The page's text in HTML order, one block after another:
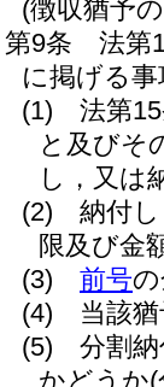
(徴収猶予
第9条
法第
に掲げる
(1)
法第
と及びそ
し，又は
(2)
納付
限及び金
(3)
前号
(4)
当該
(5)
分割
かどうか